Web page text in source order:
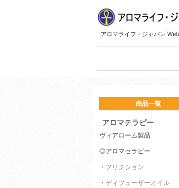
アロマライフ・ジャパン
商品一覧
アロマテラピー
ヴィアローム製品
◎アロマセラピー
・ フリクション
・ ディフューザーオイル